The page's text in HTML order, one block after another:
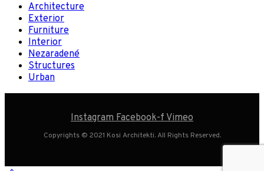
Architecture
Exterior
Furniture
Interior
Nezaradené
Structures
Urban
Instagram Facebook-f Vimeo
Copyrights © 2021 Kosi Architekti. All Rights Reserved.